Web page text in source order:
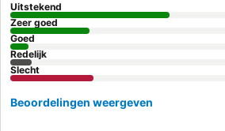
Uitstekend
Zeer goed
Goed
Redelijk
Slecht
Beoordelingen weergeven